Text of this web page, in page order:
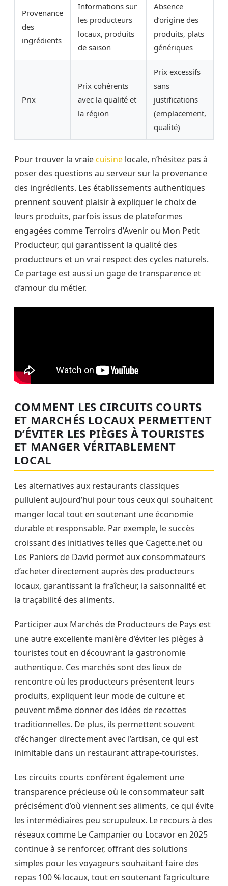
Provenance
des
ingrédients
Informations sur
les producteurs
locaux, produits
de saison
Absence
d’origine des
produits, plats
génériques
Prix
Prix cohérents
avec la qualité et
la région
Prix excessifs
sans
justifications
(emplacement,
qualité)
Pour trouver la vraiecuisine locale, n’hésitez pas à
poser des questions au serveur sur la provenance
des ingrédients. Les établissements authentiques
prennent souvent plaisir à expliquer le choix de
leurs produits, parfois issus de plateformes
engagées comme Terroirs d’Avenir ou Mon Petit
Producteur, qui garantissent la qualité des
producteurs et un vrai respect des cycles naturels.
Ce partage est aussi un gage de transparence et
d’amour du métier.
COMMENT LES CIRCUITS COURTS
ET MARCHÉS LOCAUX PERMETTENT
D’ÉVITER LES PIÈGES À TOURISTES
ET MANGER VÉRITABLEMENT
LOCAL
Les alternatives aux restaurants classiques
pullulent aujourd’hui pour tous ceux qui souhaitent
manger local tout en soutenant une économie
durable et responsable. Par exemple, le succès
croissant des initiatives telles que Cagette.net ou
Les Paniers de David permet aux consommateurs
d’acheter directement auprès des producteurs
locaux, garantissant la fraîcheur, la saisonnalité et
la traçabilité des aliments.
Participer aux Marchés de Producteurs de Pays est
une autre excellente manière d’éviter les pièges à
touristes tout en découvrant la gastronomie
authentique. Ces marchés sont des lieux de
rencontre où les producteurs présentent leurs
produits, expliquent leur mode de culture et
peuvent même donner des idées de recettes
traditionnelles. De plus, ils permettent souvent
d’échanger directement avec l’artisan, ce qui est
inimitable dans un restaurant attrape-touristes.
Les circuits courts confèrent également une
transparence précieuse où le consommateur sait
précisément d’où viennent ses aliments, ce qui évite
les intermédiaires peu scrupuleux. Le recours à des
réseaux comme Le Campanier ou Locavor en 2025
continue à se renforcer, offrant des solutions
simples pour les voyageurs souhaitant faire des
repas 100 % locaux, tout en soutenant l’agriculture